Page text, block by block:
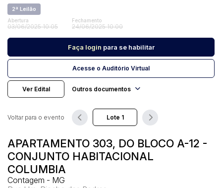
2ª Leilão
Abertura
03/06/2025 10:05
Fechamento
24/06/2025 10:00
Faça login para se habilitar
Acesse o Auditório Virtual
Ver Edital Outros documentos
APARTAMENTO 303, DO BLOCO A-12 -
CONJUNTO HABITACIONAL
COLUMBIA
Contagem - MG
Voltar para o evento